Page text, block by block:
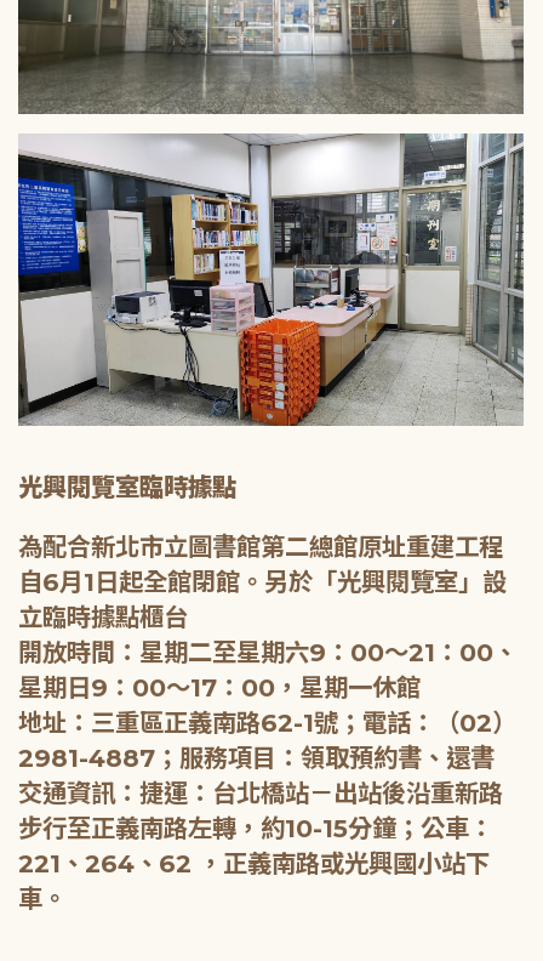
光興閱覽室臨時據點
為配合新北市立圖書館第二總館原址重建工程
自6月1日起全館閉館。另於「光興閱覽室」設
立臨時據點櫃台
開放時間：星期二至星期六9：00～21：00、
星期日9：00～17：00，星期一休館
地址：三重區正義南路62-1號；電話：（02）
2981-4887；服務項目：領取預約書、還書
交通資訊：捷運：台北橋站－出站後沿重新路
步行至正義南路左轉，約10-15分鐘；公車：
221、264、62 ，正義南路或光興國小站下
車。